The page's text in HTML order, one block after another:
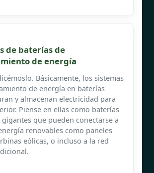
de baterías de
de energía
Básicamente, los sistemas
de energía en baterías
y almacenan electricidad para
Piense en ellas como baterías
que pueden conectarse a
renovables como paneles
eólicas, o incluso a la red